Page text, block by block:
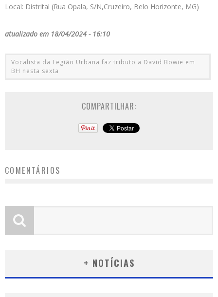
Local: Distrital (Rua Opala, S/N,Cruzeiro, Belo Horizonte, MG)
atualizado em 18/04/2024 - 16:10
Vocalista da Legião Urbana faz tributo a David Bowie em
BH nesta sexta
COMPARTILHAR:
COMENTÁRIOS
+ NOTÍCIAS